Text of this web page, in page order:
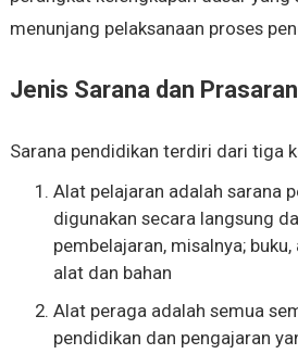
menunjang pelaksanaan proses
Jenis Sarana dan
Sarana pendidikan terdiri dari tiga
Alat pelajaran adalah sarana
digunakan secara langsung
pembelajaran, misalnya;
alat dan bahan
Alat peraga adalah semua
pendidikan dan pengajaran